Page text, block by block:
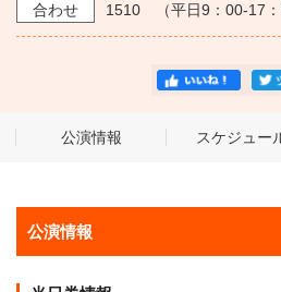
合わせ
1510 （平日9：00-17：
公演情報 スケジュー
公演情報